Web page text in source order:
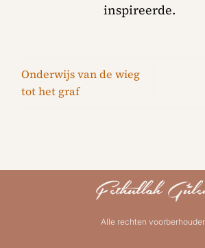
inspireerde.
Onderwijs van de wieg
tot het graf
Alle rechten